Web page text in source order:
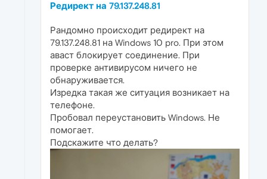
Редирект на 79.137.248.81
Рандомно происходит редирект на
79.137.248.81 на Windows 10 pro. При этом
аваст блокирует соединение. При
проверке антивирусом ничего не
обнаруживается.
Изредка такая же ситуация возникает на
телефоне.
Пробовал переустановить Windows. Не
помогает.
Подскажите что делать?